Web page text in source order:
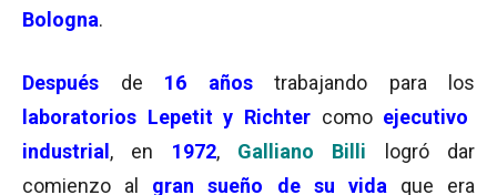
Bologna.
Después de 16 años
trabajando para los
laboratorios Lepetit y Richter comoejecutivo
industrial , en 1972, Galliano Billi logró dar
comienzo al
gran sueño de su vida que era